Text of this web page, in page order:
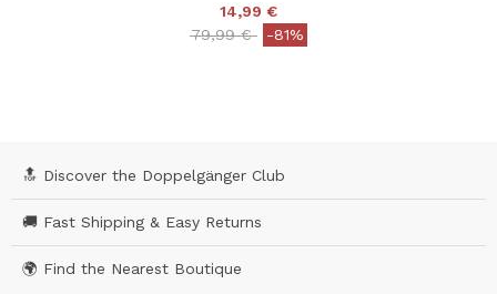
14,99 €
Price reduced from
79,99 €to-81%
🔝 Discover the Doppelgänger Club
🚚 Fast Shipping & Easy Returns
🌍 Find the Nearest Boutique